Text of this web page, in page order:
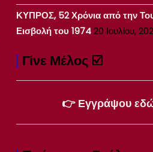
ΚΥΠΡΟΣ, 52 Χρόνια από την
Εισβολή του 197420 Ιουλίου,
Γίνε Μέλος ☑️
👉 Εγγράψου